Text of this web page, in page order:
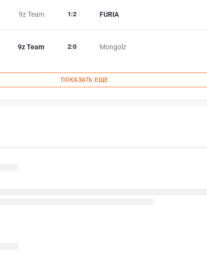
9z Team FURIA
1 :2
9z Team Mongolz
2:0
ПОКАЗАТЬ ЕЩЕ